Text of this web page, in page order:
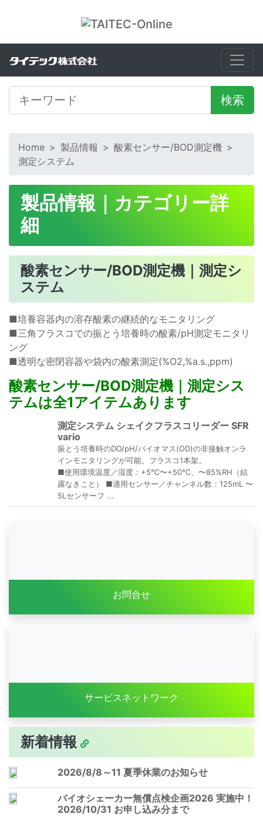
検索
Home > 製品情報 > 酸素センサー/BOD測定機 >
測定システム
製品情報｜カテゴリー詳
細
酸素センサー/BOD測定機｜測定シ
ステム
■培養容器内の溶存酸素の継続的なモニタリング
■三角フラスコでの振とう培養時の酸素/pH測定モニタリ
ング
■透明な密閉容器や袋内の酸素測定(%O2,%a.s.,ppm)
酸素センサー/BOD測定機｜測定シス
テムは全1アイテムあります
測定システム シェイクフラスコリーダー SFR
vario
振とう培養時のDO/pH/バイオマス(OD)の非接触オンラ
インモニタリングが可能。フラスコ1本架。
■使用環境温度／湿度：+5℃〜+50℃、〜85%RH（結
露なきこと） ■適用センサー／チャンネル数：125mL 〜
5Lセンサーフ ...
お問合せ
サービスネットワーク
新着情報
2026/8/8～11 夏季休業のお知らせ
バイオシェーカー無償点検企画2026 実施中！
2026/10/31 お申し込み分まで